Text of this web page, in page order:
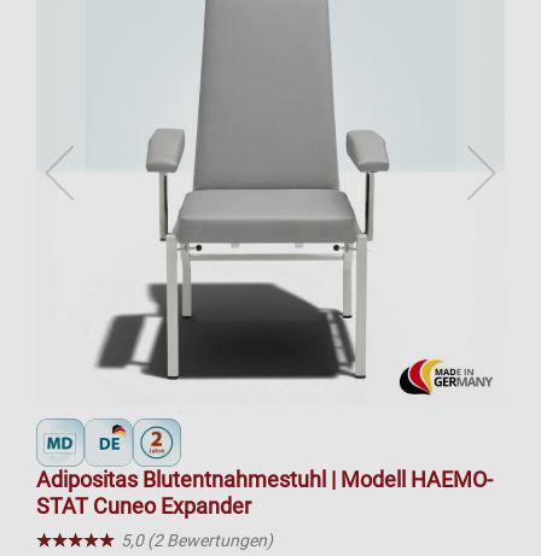
Adipositas Blutentnahmestuhl | Modell HAEMO-
STAT Cuneo Expander
★★★★★
☆☆☆☆☆ 5,0 (2 Bewertungen)